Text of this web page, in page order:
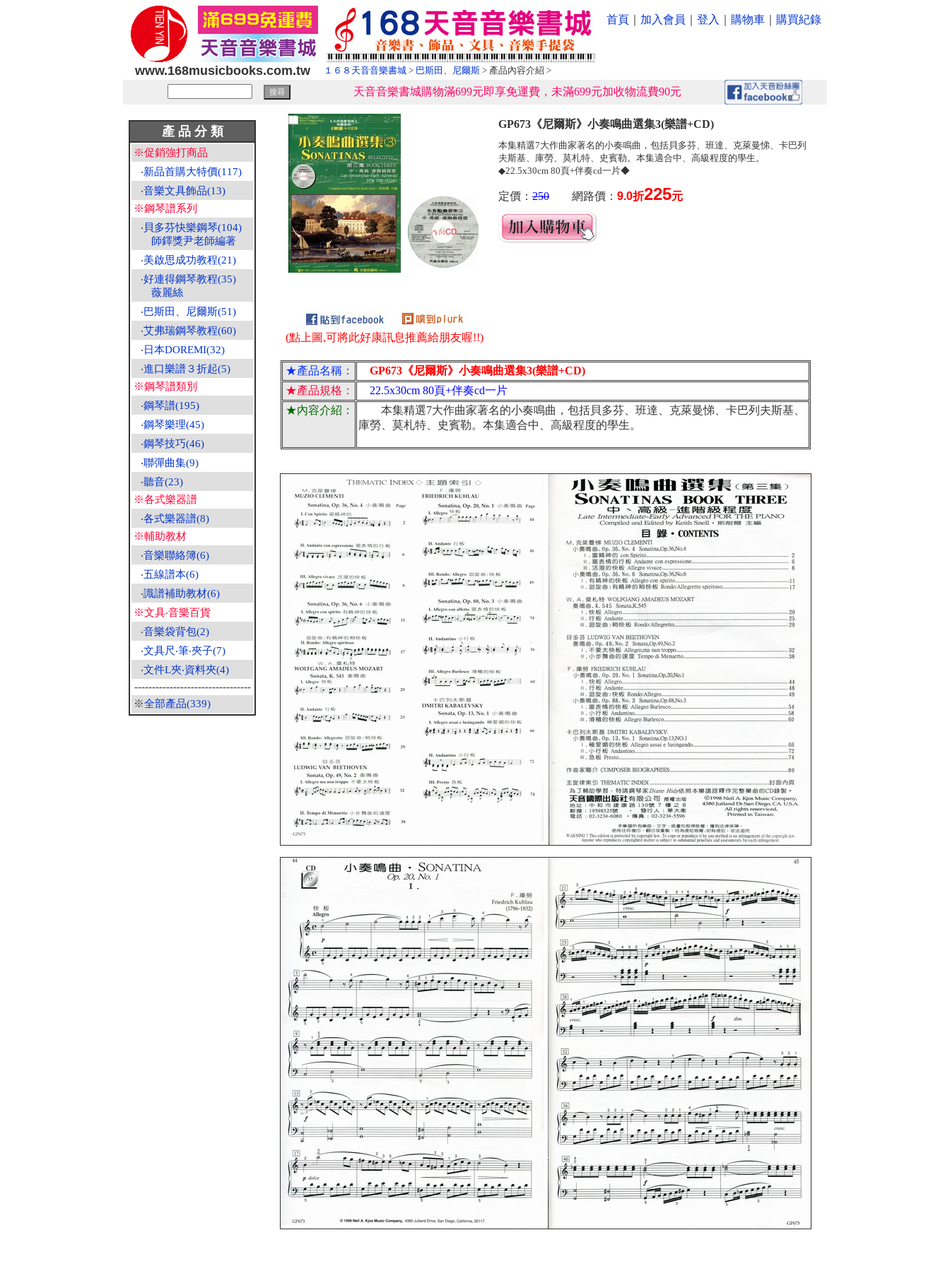
首頁 加入會員 登入 購物車 購買紀錄
www.168musicbooks.com.tw １６８天音音樂書城 > 巴斯田、尼爾斯 > 產品內容介紹 >
天音音樂書城購物滿699元即享免運費，未滿699元加收物流費90元
產 品 分 類
※促銷強打商品
‧新品首購大特價(117)
‧音樂文具飾品(13)
※鋼琴譜系列
‧ 貝多芬快樂鋼琴(104)
師鐸獎尹老師編著
‧美啟思成功教程(21)
‧好連得鋼琴教程(35)
薇麗絲
‧巴斯田、尼爾斯(51)
‧艾弗瑞鋼琴教程(60)
‧ 日本DOREMI(32)
‧進口樂譜３折起(5)
※鋼琴譜類別
‧鋼琴譜(195)
‧鋼琴樂理(45)
‧鋼琴技巧(46)
‧聯彈曲集(9)
‧聽音(23)
※各式樂器譜
‧各式樂器譜(8)
※輔助教材
‧音樂聯絡簿(6)
‧五線譜本(6)
‧識譜補助教材(6)
※文具‧音樂百貨
‧音樂袋背包(2)
‧文具尺‧筆‧夾子(7)
‧文件L夾‧資料夾(4)
---------------------------------
※全部產品(339)
(點上圖,可將此好康訊息推薦給朋友喔!!)
GP673《尼爾斯》小奏鳴曲選集3(樂譜+CD)
本集精選7大作曲家著名的小奏鳴曲，包括貝多芬、班達、克萊曼悌、卡巴列
夫斯基、庫勞、莫札特、史賓勒。本集適合中、高級程度的學生。
◆22.5x30cm 80頁+伴奏cd一片◆
定價： 250 網路價： 9.0折225元
★產品名稱：
GP673《尼爾斯》小奏鳴曲選集3(樂譜+CD)
★產品規格：
22.5x30cm 80頁+伴奏cd一片
★內容介紹：
本集精選7大作曲家著名的小奏鳴曲，包括貝多芬、班達、克萊曼悌、卡巴列夫斯基、
庫勞、莫札特、史賓勒。本集適合中、高級程度的學生。